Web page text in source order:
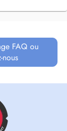
FAQ ou
nous